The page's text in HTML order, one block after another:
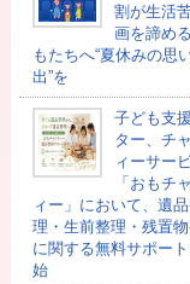
割が生活
画を諦め
もたちへ“夏休みの思
出”を
子ども支
ター、チ
ィーサー
「おもチ
ィー」において、遺
理・生前整理・残置
に関する無料サポー
始